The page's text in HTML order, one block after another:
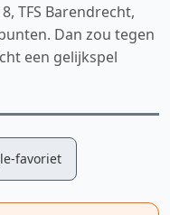
TFS Barendrecht,
Dan zou tegen
een gelijkspel
favoriet